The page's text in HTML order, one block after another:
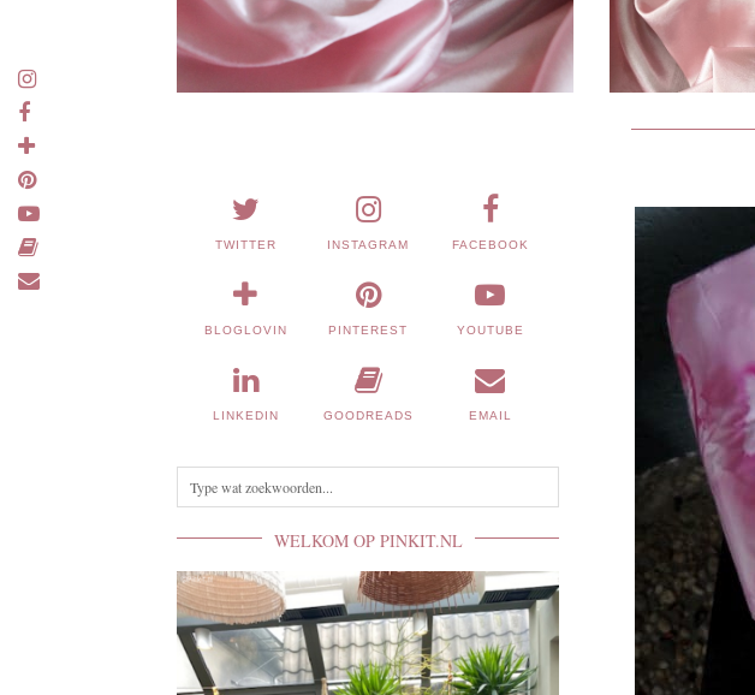
TWITTER INSTAGRAM FACEBOOK
BLOGLOVIN PINTEREST YOUTUBE
LINKEDIN GOODREADS EMAIL
WELKOM OP PINKIT.NL